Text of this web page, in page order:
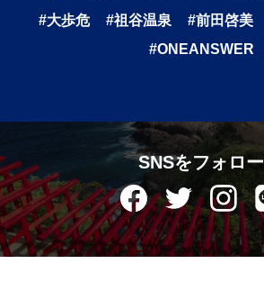
#大歩危
#祖谷温泉 #前田啓美
#ONEANSWER
SNSをフォロー